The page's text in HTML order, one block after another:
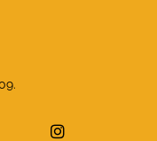
Emilia-
di
la pagina Twitter
visita la